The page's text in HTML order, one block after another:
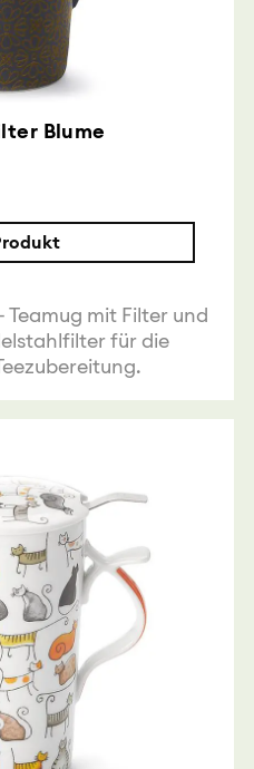
Blume
Teamug mit Filter und
für die